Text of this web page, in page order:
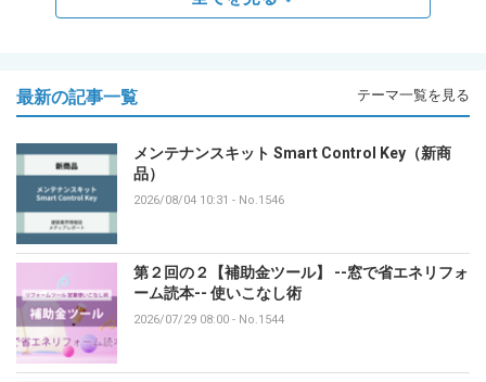
最新の記事一覧 テーマ一覧を見る
メンテナンスキット Smart Control Key（新商
品）
2026/08/04 10:31 - No.1546
第２回の２【補助金ツール】 --窓で省エネリフォ
ーム読本-- 使いこなし術
2026/07/29 08:00 - No.1544